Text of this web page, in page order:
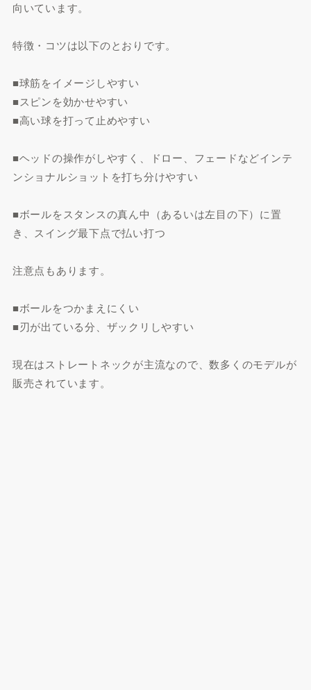
向いています。
特徴・コツは以下のとおりです。
■球筋をイメージしやすい
■スピンを効かせやすい
■高い球を打って止めやすい
■ヘッドの操作がしやすく、ドロー、フェードなどインテ
ンショナルショットを打ち分けやすい
■ボールをスタンスの真ん中（あるいは左目の下）に置
き、スイング最下点で払い打つ
注意点もあります。
■ボールをつかまえにくい
■刃が出ている分、ザックリしやすい
現在はストレートネックが主流なので、数多くのモデルが
販売されています。